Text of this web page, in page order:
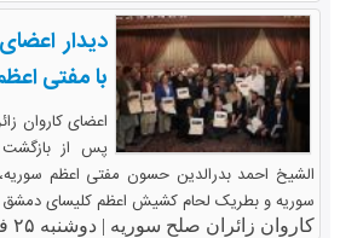
دیدار
با مفتی
اعضای کاروان
پس از
الشیخ احمد بدرالدین حسون مفتی اعظم
سوریه و بطریک لحام کشیش اعظم کلیسای دمشق
کاروان زائران صلح سوریه | دوشنبه ۲۵ فروردین ۱۳۹۳